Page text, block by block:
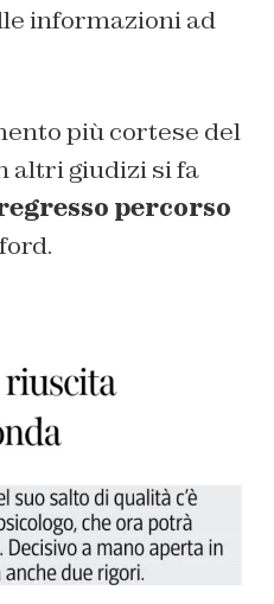
informazioni ad
più cortese del
altri giudizi si fa
percorso